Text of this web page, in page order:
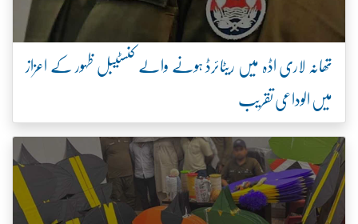
تھانہ لاری اڈہ میں ریٹائرڈ ہونے والے کنسٹیبل ظہور کے اعزاز
میں الوداعی تقریب